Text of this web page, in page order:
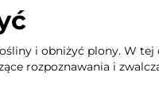
i obniżyć plony. W tej
rozpoznawania i